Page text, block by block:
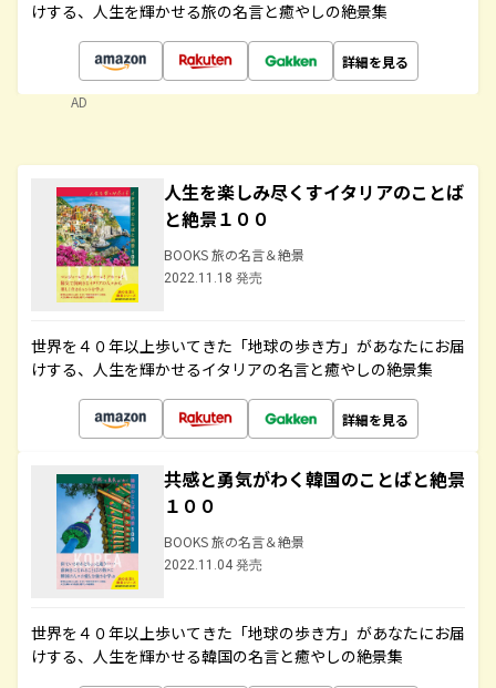
けする、人生を輝かせる旅の名言と癒やしの絶景集
詳細を見る
AD
人生を楽しみ尽くすイタリアのことば
と絶景１００
BOOKS 旅の名言＆絶景
2022.11.18 発売
世界を４０年以上歩いてきた「地球の歩き方」があなたにお届
けする、人生を輝かせるイタリアの名言と癒やしの絶景集
詳細を見る
共感と勇気がわく韓国のことばと絶景
１００
BOOKS 旅の名言＆絶景
2022.11.04 発売
世界を４０年以上歩いてきた「地球の歩き方」があなたにお届
けする、人生を輝かせる韓国の名言と癒やしの絶景集